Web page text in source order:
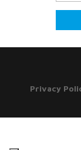
Privacy